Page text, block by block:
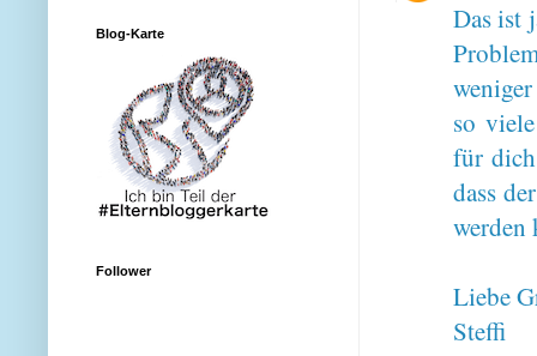
Das ist
so
für
dass
werden
Liebe
Steffi
Blog-Karte
Follower